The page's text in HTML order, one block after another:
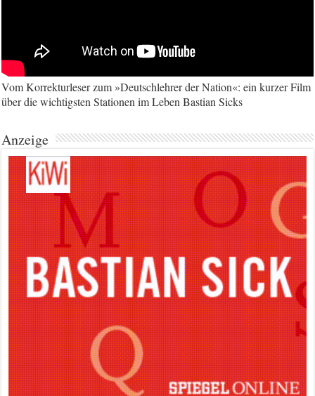
Vom Korrekturleser zum »Deutschlehrer der Nation«: ein kurzer Film
über die wichtigsten Stationen im Leben Bastian Sicks
Anzeige